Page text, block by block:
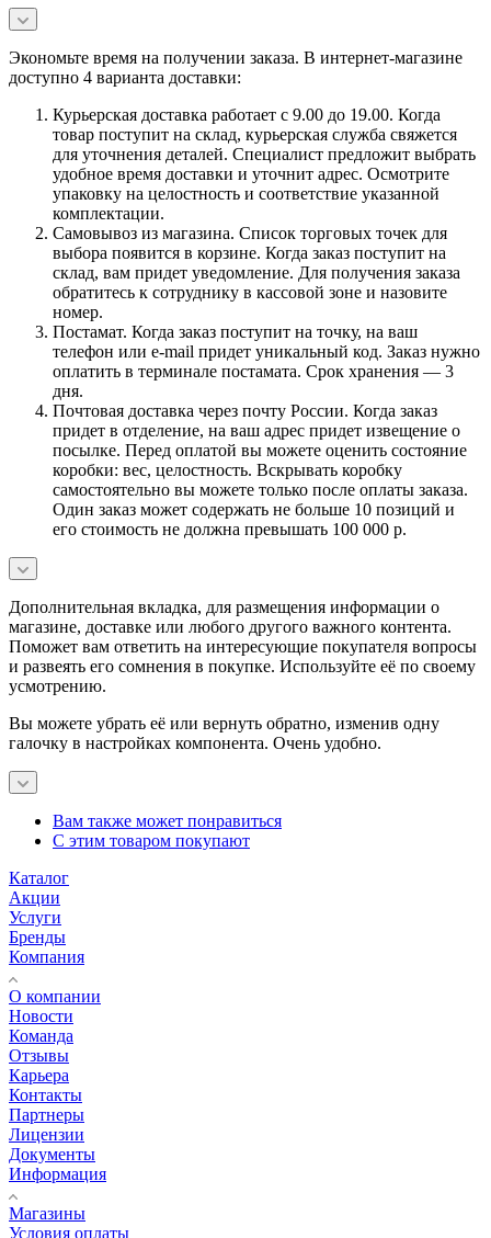
Экономьте время на получении заказа. В интернет-магазине
доступно 4 варианта доставки:
Курьерская доставка работает с 9.00 до 19.00. Когда
товар поступит на склад, курьерская служба свяжется
для уточнения деталей. Специалист предложит выбрать
удобное время доставки и уточнит адрес. Осмотрите
упаковку на целостность и соответствие указанной
комплектации.
Самовывоз из магазина. Список торговых точек для
выбора появится в корзине. Когда заказ поступит на
склад, вам придет уведомление. Для получения заказа
обратитесь к сотруднику в кассовой зоне и назовите
номер.
Постамат. Когда заказ поступит на точку, на ваш
телефон или e-mail придет уникальный код. Заказ нужно
оплатить в терминале постамата. Срок хранения — 3
дня.
Почтовая доставка через почту России. Когда заказ
придет в отделение, на ваш адрес придет извещение о
посылке. Перед оплатой вы можете оценить состояние
коробки: вес, целостность. Вскрывать коробку
самостоятельно вы можете только после оплаты заказа.
Один заказ может содержать не больше 10 позиций и
его стоимость не должна превышать 100 000 р.
Дополнительная вкладка, для размещения информации о
магазине, доставке или любого другого важного контента.
Поможет вам ответить на интересующие покупателя вопросы
и развеять его сомнения в покупке. Используйте её по своему
усмотрению.
Вы можете убрать её или вернуть обратно, изменив одну
галочку в настройках компонента. Очень удобно.
Вам также может понравиться
С этим товаром покупают
Каталог
Акции
Услуги
Бренды
Компания
О компании
Новости
Команда
Отзывы
Карьера
Контакты
Партнеры
Лицензии
Документы
Информация
Магазины
Условия оплаты